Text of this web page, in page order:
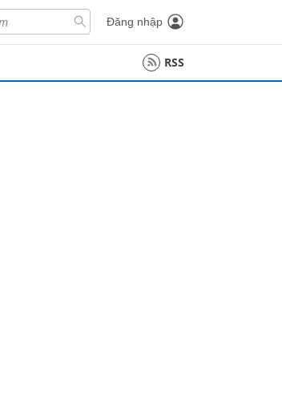
Đăng nhập
RSS